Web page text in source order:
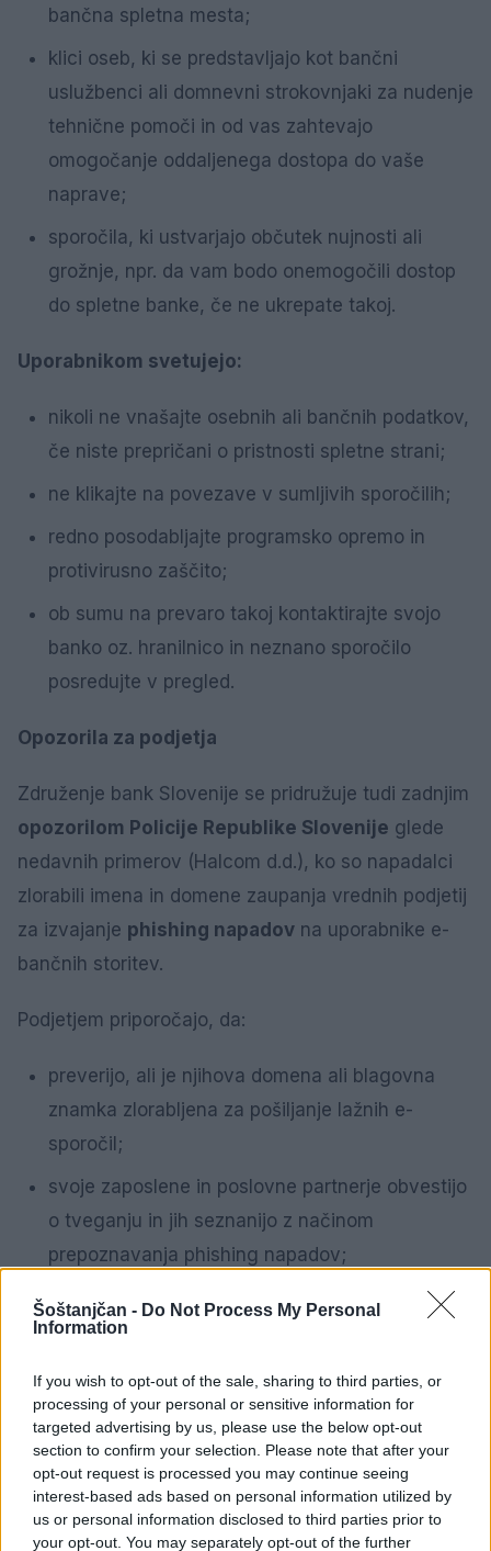
Šoštanjčan - Do Not Process My Personal
Information
If you wish to opt-out of the sale, sharing to third parties, or
processing of your personal or sensitive information for
targeted advertising by us, please use the below opt-out
section to confirm your selection. Please note that after your
opt-out request is processed you may continue seeing
interest-based ads based on personal information utilized by
us or personal information disclosed to third parties prior to
your opt-out. You may separately opt-out of the further
bančna spletna mesta;
klici oseb, ki se predstavljajo kot bančni
uslužbenci ali domnevni strokovnjaki za nudenje
tehnične pomoči in od vas zahtevajo
omogočanje oddaljenega dostopa do vaše
naprave;
sporočila, ki ustvarjajo občutek nujnosti ali
grožnje, npr. da vam bodo onemogočili dostop
do spletne banke, če ne ukrepate takoj.
Uporabnikom svetujejo:
nikoli ne vnašajte osebnih ali bančnih podatkov,
če niste prepričani o pristnosti spletne strani;
ne klikajte na povezave v sumljivih sporočilih;
redno posodabljajte programsko opremo in
protivirusno zaščito;
ob sumu na prevaro takoj kontaktirajte svojo
banko oz. hranilnico in neznano sporočilo
posredujte v pregled.
Opozorila za podjetja
Združenje bank Slovenije se pridružuje tudi zadnjim
opozorilom Policije Republike Slovenije glede
nedavnih primerov (Halcom d.d.), ko so napadalci
zlorabili imena in domene zaupanja vrednih podjetij
za izvajanje phishing napadov na uporabnike e-
bančnih storitev.
Podjetjem priporočajo, da:
preverijo, ali je njihova domena ali blagovna
znamka zlorabljena za pošiljanje lažnih e-
sporočil;
svoje zaposlene in poslovne partnerje obvestijo
o tveganju in jih seznanijo z načinom
prepoznavanja phishing napadov;
redno preverjajo in posodabljajo varnostne
nastavitve, vključno z zaščito domene,
dostopa;
jasno objavijo svoje uradne e-naslove in spletne
domene, da uporabniki lažje prepoznajo pristna
sporočila;